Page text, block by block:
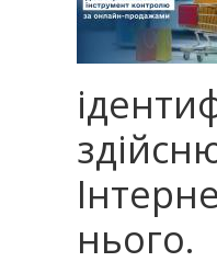
нього.